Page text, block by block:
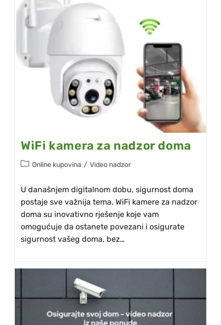
WiFi kamera za nadzor doma
Online kupovina / Video nadzor
U današnjem digitalnom dobu, sigurnost doma
postaje sve važnija tema. WiFi kamere za nadzor
doma su inovativno rješenje koje vam
omogućuje da ostanete povezani i osigurate
sigurnost vašeg doma, bez…